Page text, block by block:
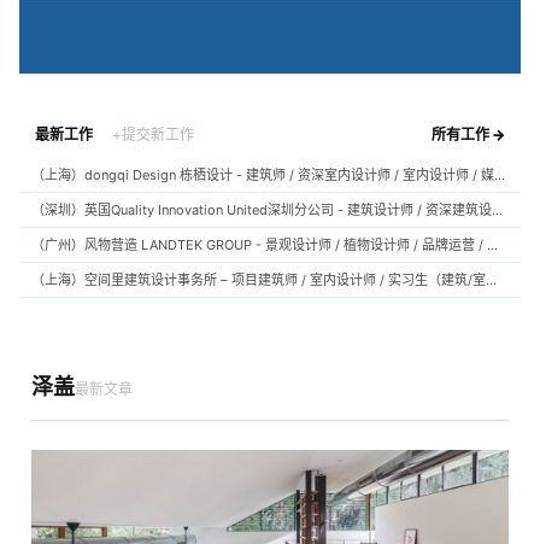
最新工作 +提交新工作 所有工作 →
（上海）dongqi Design 栋栖设计 - 建筑师 / 资深室内设计师 / 室内设计师 / 媒体及公共关系主管 / 设计实习生（常年招聘）
（深圳）英国Quality Innovation United深圳分公司 - 建筑设计师 / 资深建筑设计师 / 室内设计师 / 设计实习生
（广州）风物营造 LANDTEK GROUP - 景观设计师 / 植物设计师 / 品牌运营 / 实习生
（上海）空间里建筑设计事务所 – 项目建筑师 / 室内设计师 / 实习生（建筑/室内）
泽盖最新文章